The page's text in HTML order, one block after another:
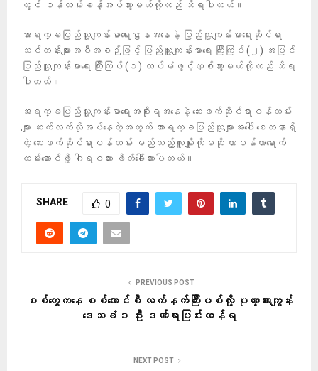
တွင် ဝန်ထမ်းခန့်အပ်သွားမယ်လို့လည်း သိရပါတယ်။
အာရက္ခပြည်သူ့ကျန်းမာရေးဌာနအနေနဲ့ ပြည်သူ့ကျန်းမာရေးဆိုင်ရာ
သင်တန်းများအစီအစဉ်ဖြင့် ပြည်သူ့ကျန်းမာရေး ကြီးကြပ် (၂) အပြင်
ပြည်သူ့ကျန်းမာရေး ကြီးကြပ် (၁) ထပ်မံဖွင့်လှစ်သွားမယ်လို့လည်း သိရ
ပါတယ်။
အရက္ခပြည်သူ့ကျန်းမာရေးအစိုးရအနေနဲ့ ဆေးဖက်ဆိုင်ရာဝန်ထမ်း
များ ဆက်လက်လိုအပ်နေတဲ့အတွက် အာရက္ခပြည်သူများအပေါ် စေတနာရှိ
တဲ့ ဆေးဖက်ဆိုင်ရာဝန်ထမ်း မည်သည့်လူမျိုးကိုမဆို တာဝန်လာရောက်
ထမ်းဆောင်ဖို့ ဂါရဝထား ဖိတ်ခေါ်ထားပါတယ်။
SHARE 0
PREVIOUS POST
စစ်တွေကနေ စစ်ကောင်စီ လက်နက်ကြီးပစ်လို့ ပုဏ္ဏားကျွန်း
ဒေသခံ ၁ ဦး ဒဏ်ရာပြင်းထန်ရ
NEXT POST